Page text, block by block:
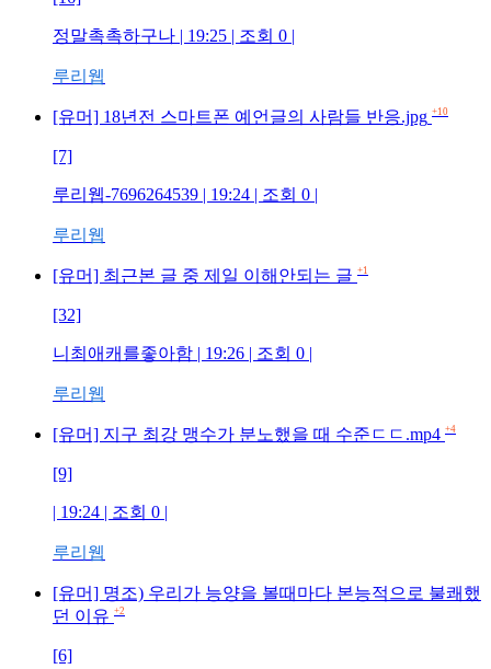
정말촉촉하구나 | 19:25 | 조회 0 |
루리웹
[유머] 18년전 스마트폰 예언글의 사람들 반응.jpg +10
[7]
루리웹-7696264539 | 19:24 | 조회 0 |
루리웹
[유머] 최근본 글 중 제일 이해안되는 글 +1
[32]
니최애캐를좋아함 | 19:26 | 조회 0 |
루리웹
[유머] 지구 최강 맹수가 분노했을 때 수준ㄷㄷ.mp4 +4
[9]
| 19:24 | 조회 0 |
루리웹
[유머] 명조) 우리가 능양을 볼때마다 본능적으로 불쾌했
던 이유 +2
[6]